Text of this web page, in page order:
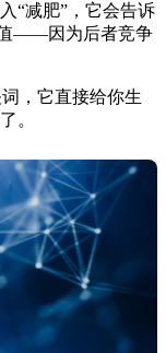
“减肥”，它会告诉
值——因为后者竞争
词，它直接给你生
。